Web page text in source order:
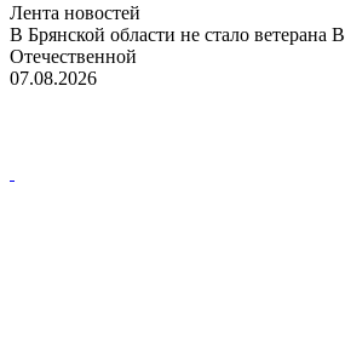
Лента новостей
В Брянской области не стало ветерана
Отечественной
07.08.2026